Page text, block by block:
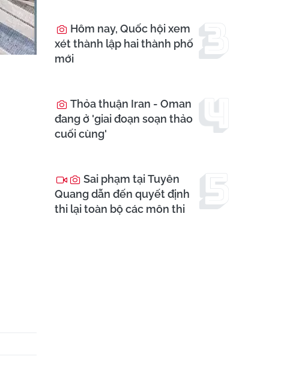
Hôm nay, Quốc hội xem
xét thành lập hai thành phố
mới
Thỏa thuận Iran - Oman
đang ở 'giai đoạn soạn thảo
cuối cùng'
Sai phạm tại Tuyên
Quang dẫn đến quyết định
thi lại toàn bộ các môn thi